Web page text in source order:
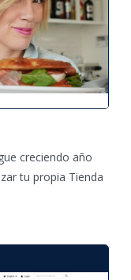
creciendo año
tu propia Tienda